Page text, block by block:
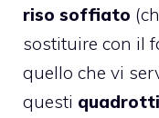
riso soffiato
sostituire con il
quello che vi
questi quadrotti